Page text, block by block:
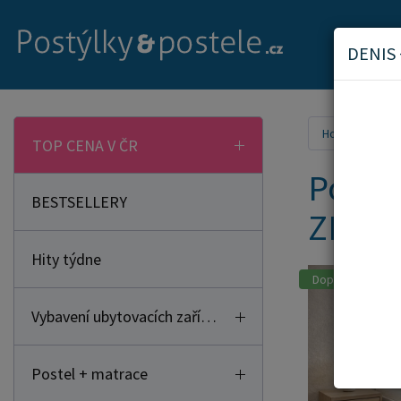
TOP CENA V ČR
BESTSELLERY
Hity týdne
Vybavení ubytovacích zařízení
Postel + matrace
Home
Doporučujeme
DENIS